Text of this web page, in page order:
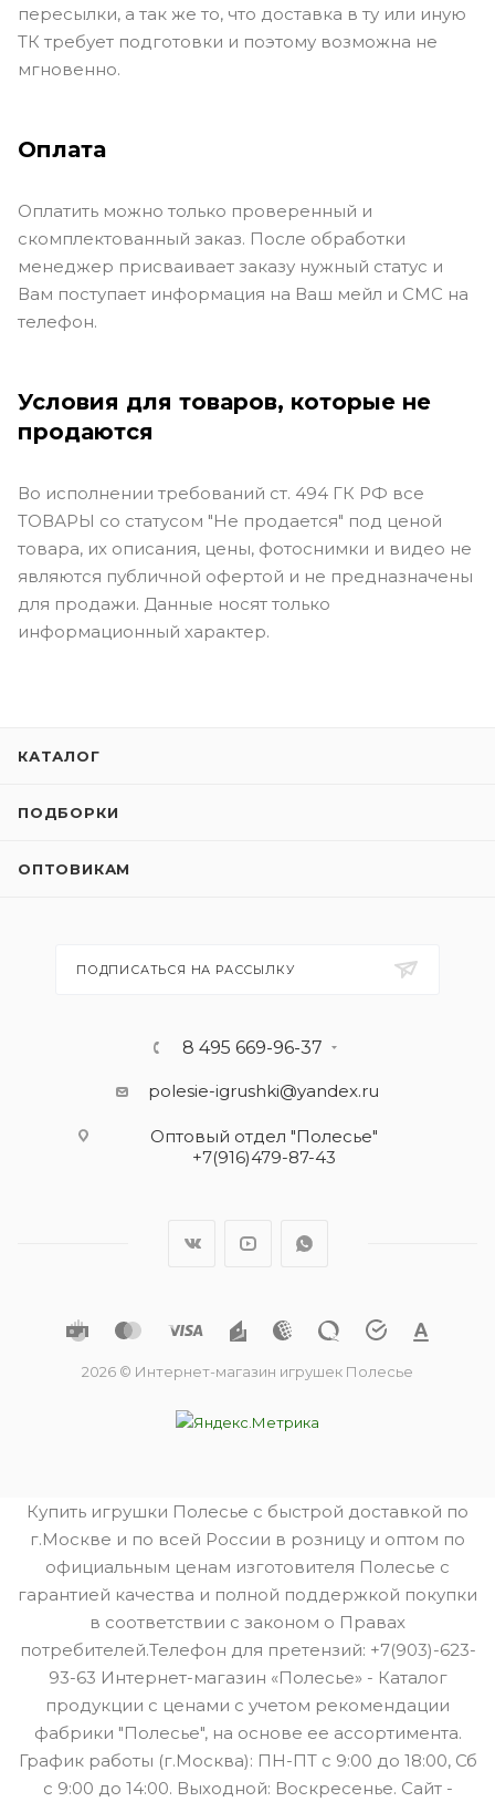
пересылки, а так же то, что доставка в ту или иную
ТК требует подготовки и поэтому возможна не
мгновенно.
Оплата
Оплатить можно только проверенный и
скомплектованный заказ. После обработки
менеджер присваивает заказу нужный статус и
Вам поступает информация на Ваш мейл и СМС на
телефон.
Условия для товаров, которые не
продаются
Во исполнении требований ст. 494 ГК РФ все
ТОВАРЫ со статусом "Не продается" под ценой
товара, их описания, цены, фотоснимки и видео не
являются публичной офертой и не предназначены
для продажи. Данные носят только
информационный характер.
КАТАЛОГ
ПОДБОРКИ
ОПТОВИКАМ
ПОДПИСАТЬСЯ НА РАССЫЛКУ
8 495 669-96-37
polesie-igrushki@yandex.ru
Оптовый отдел "Полесье"
+7(916)479-87-43
2026 © Интернет-магазин игрушек Полесье
Купить игрушки Полесье с быстрой доставкой по
г.Москве и по всей России в розницу и оптом по
официальным ценам изготовителя Полесье с
гарантией качества и полной поддержкой покупки
в соответствии с законом о Правах
потребителей.Телефон для претензий: +7(903)-623-
93-63 Интернет-магазин «Полесье» - Каталог
продукции с ценами с учетом рекомендации
фабрики "Полесье", на основе ее ассортимента.
График работы (г.Москва): ПН-ПТ с 9:00 до 18:00, Сб
с 9:00 до 14:00. Выходной: Воскресенье. Сайт -